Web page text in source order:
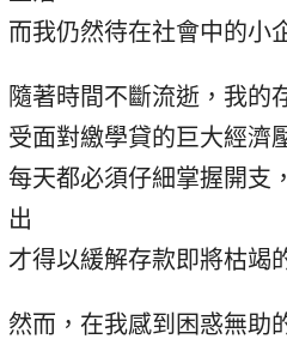
而我仍然待在社會中的小
隨著時間不斷流逝，我的
受面對繳學貸的巨大經濟
每天都必須仔細掌握開支
出
才得以緩解存款即將枯竭
然而，在我感到困惑無助